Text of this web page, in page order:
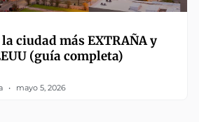
ciudad más EXTRAÑA y
(guía completa)
mayo 5, 2026